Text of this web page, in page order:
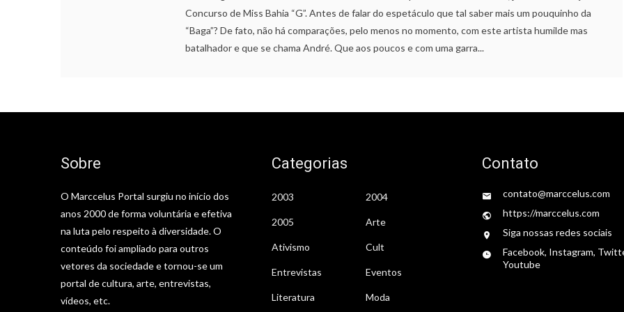
Concurso de Miss Bahia “G”. Antes de falar do espetáculo que tal saber mais um pouquinho da
“Baga”? De fato, não há comparações, pelo menos no momento, com este artista humilde mas
batalhador e que se chama André. Que aos poucos e com uma garra...
Sobre
O Marccelus Portal surgiu no início dos
anos 2000 de forma voluntária e efetiva
na luta pelo respeito à diversidade. O
conteúdo foi ampliado para outros
vetores da sociedade e tornou-se um
portal de cultura, arte, entrevistas,
vídeos, etc.
Categorias
2003 2004
2005 Arte
Ativismo Cult
Entrevistas Eventos
Literatura Moda
Contato
contato@marccelus.com
https://marccelus.com
Siga nossas redes sociais
Facebook, Instagram,
Youtube